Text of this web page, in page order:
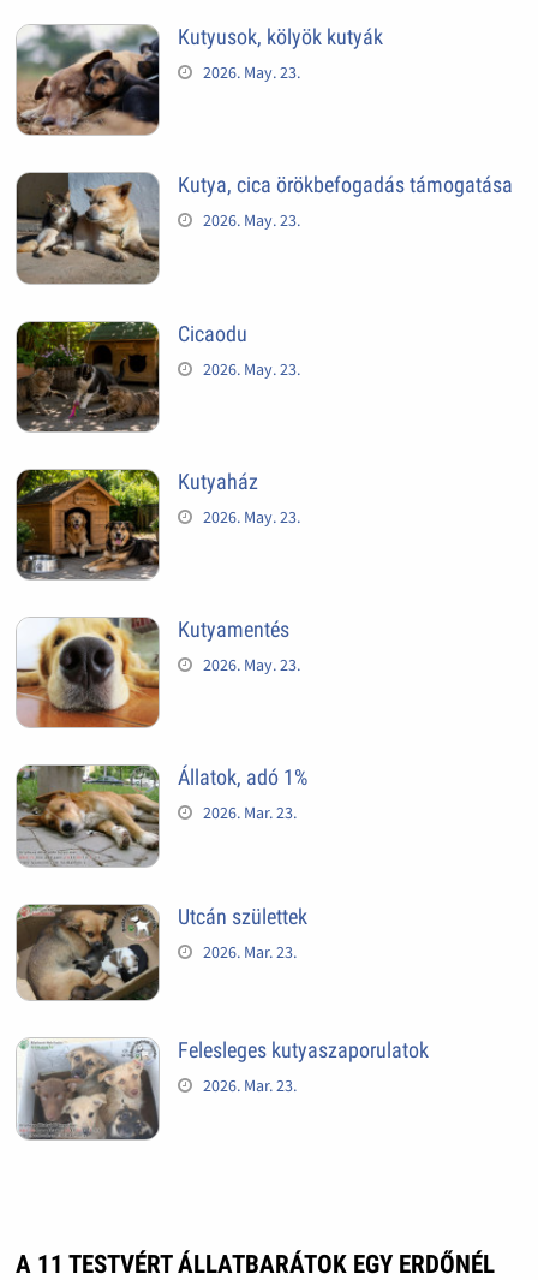
Kutyusok, kölyök kutyák
2026. May. 23.
Kutya, cica örökbefogadás támogatása
2026. May. 23.
Cicaodu
2026. May. 23.
Kutyaház
2026. May. 23.
Kutyamentés
2026. May. 23.
Állatok, adó 1%
2026. Mar. 23.
Utcán születtek
2026. Mar. 23.
Felesleges kutyaszaporulatok
2026. Mar. 23.
A 11 TESTVÉRT ÁLLATBARÁTOK EGY ERDŐNÉL